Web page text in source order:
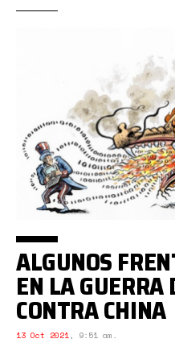
ALGUNOS
EN LA GUERRA
CONTRA CHINA
13 Oct 2021, 9:51 am.